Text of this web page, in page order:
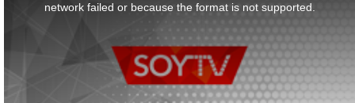
network failed or because the format is not supported.